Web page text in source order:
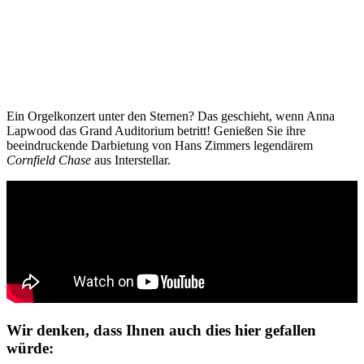
Ein Orgelkonzert unter den Sternen? Das geschieht, wenn Anna
Lapwood das Grand Auditorium betritt! Genießen Sie ihre
beeindruckende Darbietung von Hans Zimmers legendärem
Cornfield Chase aus Interstellar.
Wir denken, dass Ihnen auch dies hier gefallen
würde: